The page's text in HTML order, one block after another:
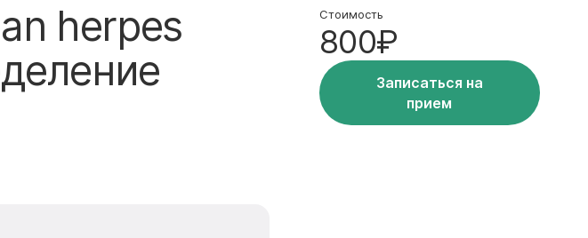
herpes
Стоимость
800₽
Записаться на
прием